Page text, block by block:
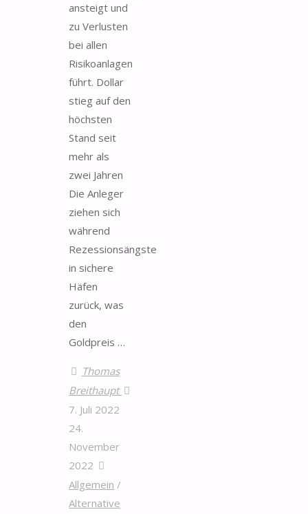
ansteigt und
zu Verlusten
bei allen
Risikoanlagen
führt. Dollar
stieg auf den
höchsten
Stand seit
mehr als
zwei Jahren
Die Anleger
ziehen sich
während
Rezessionsängste
in sichere
Häfen
zurück, was
den
Goldpreis …
Thomas
Breithaupt
7. Juli 2022
24.
November
2022
Allgemein /
Alternative